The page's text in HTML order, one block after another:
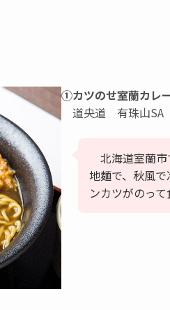
①カツのせ室蘭カレ
道央道 有珠山SA
北海道室蘭市
地麺で、秋風
ンカツがのっ